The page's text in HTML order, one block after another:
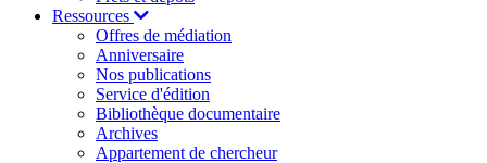
Ressources
Offres de médiation
Anniversaire
Nos publications
Service d'édition
Bibliothèque documentaire
Archives
Appartement de chercheur